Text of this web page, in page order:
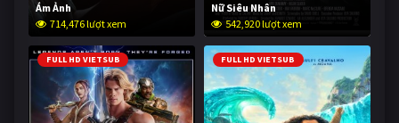
Ám Ảnh
714,476 lượt xem
Nữ Siêu Nhân
542,920 lượt xem
FULL HD VIETSUB FULL HD VIETSUB